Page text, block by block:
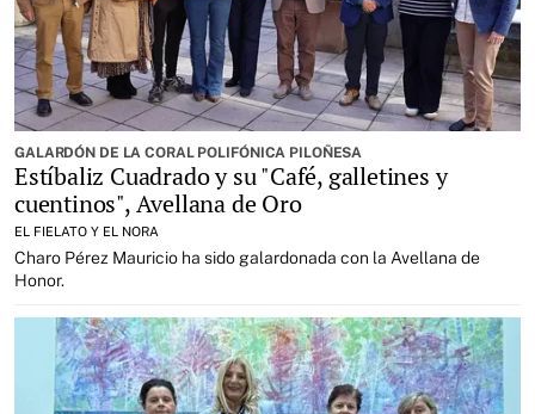
GALARDÓN DE LA CORAL POLIFÓNICA PILOÑESA
Estíbaliz Cuadrado y su "Café, galletines y
cuentinos", Avellana de Oro
EL FIELATO Y EL NORA
Charo Pérez Mauricio ha sido galardonada con la Avellana de
Honor.